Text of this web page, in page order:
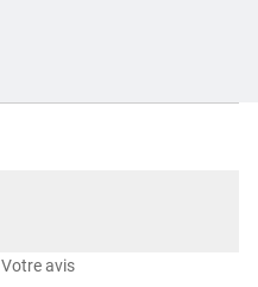
Votre avis